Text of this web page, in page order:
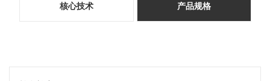
核心技术 产品规格